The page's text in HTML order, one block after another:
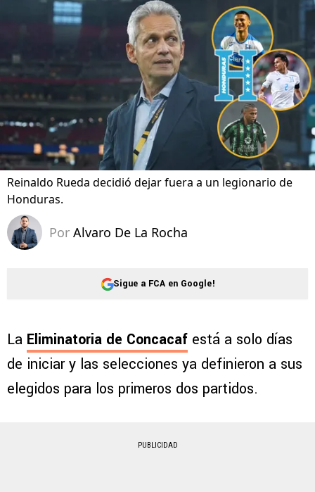
Reinaldo Rueda decidió dejar fuera a un legionario de
Honduras.
Por Alvaro De La Rocha
Sigue a FCA en Google!
La Eliminatoria de Concacaf está a solo días
de iniciar y las selecciones ya definieron a sus
elegidos para los primeros dos partidos.
PUBLICIDAD